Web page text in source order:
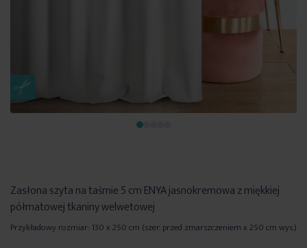
Zasłona szyta na taśmie 5 cm ENYA jasnokremowa z miękkiej
półmatowej tkaniny welwetowej
Przykładowy rozmiar: 130 x 250 cm (szer. przed zmarszczeniem x 250 cm wys.)